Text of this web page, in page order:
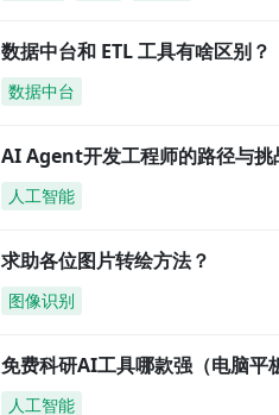
数据中台和 ETL 工具有啥区别？
数据中台
AI Agent开发工程师的路径与挑
人工智能
求助各位图片转绘方法？
图像识别
免费科研AI工具哪款强（电脑平
人工智能